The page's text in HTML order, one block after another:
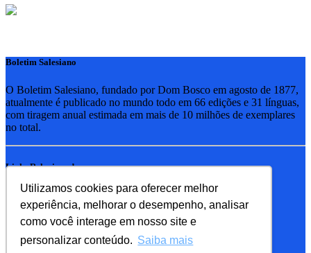
Utilizamos cookies para oferecer melhor
experiência, melhorar o desempenho, analisar
como você interage em nosso site e
personalizar conteúdo. Saiba mais
Boletim Salesiano
O Boletim Salesiano, fundado por Dom Bosco em agosto de 1877,
atualmente é publicado no mundo todo em 66 edições e 31 línguas,
com tiragem anual estimada em mais de 10 milhões de exemplares
no total.
Links Relacionados
RSB - Rede Salesiana Brasil
EDEBE - Editora
UPV - União pela Vida
Familia Salesiana